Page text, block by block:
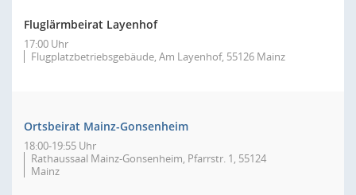
Fluglärmbeirat Layenhof
17:00 Uhr
Flugplatzbetriebsgebäude, Am Layenhof, 55126 Mainz
Ortsbeirat Mainz-Gonsenheim
18:00-19:55 Uhr
Rathaussaal Mainz-Gonsenheim, Pfarrstr. 1, 55124
Mainz